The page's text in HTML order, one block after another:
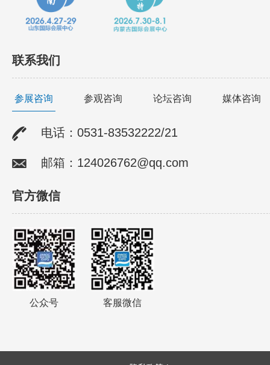
联系我们
参展咨询 参观咨询 论坛咨询 媒体咨询
电话：0531-83532222/21
邮箱：124026762@qq.com
官方微信
公众号 客服微信